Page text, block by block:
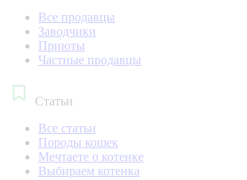
Все продавцы
Заводчики
Приюты
Частные продавцы
Статьи
Все статьи
Породы кошек
Мечтаете о котенке
Выбираем котенка